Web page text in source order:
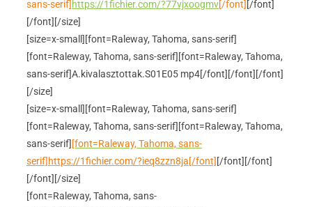
sans-serif] https://1fichier.com/?77vjxoogmv[/font] [/font]
[/font][/size]
[size=x-small][font=Raleway, Tahoma, sans-serif]
[font=Raleway, Tahoma, sans-serif] [font=Raleway, Tahoma,
sans-serif]A.kivalasztottak.S01E05 mp4[/font] [/font] [/font]
[/size]
[size=x-small][font=Raleway, Tahoma, sans-serif]
[font=Raleway, Tahoma, sans-serif] [font=Raleway, Tahoma,
sans-serif] [font=Raleway, Tahoma, sans-
serif]https://1fichier.com/?ieq8zzn8ja[/font] [/font] [/font]
[/font][/size]
[font=Raleway, Tahoma, sans-